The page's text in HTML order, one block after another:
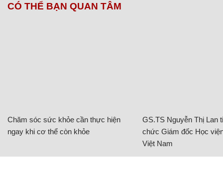
CÓ THỂ BẠN QUAN TÂM
Chăm sóc sức khỏe cần thực hiện
ngay khi cơ thể còn khỏe
GS.TS Nguyễn Thị Lan
chức Giám đốc Học
Việt Nam